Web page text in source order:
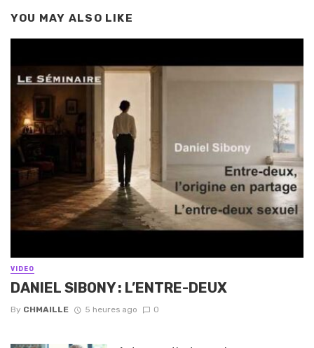
YOU MAY ALSO LIKE
VIDEO
DANIEL SIBONY : L’ENTRE-DEUX
By CHMAILLE 5 heures ago 0